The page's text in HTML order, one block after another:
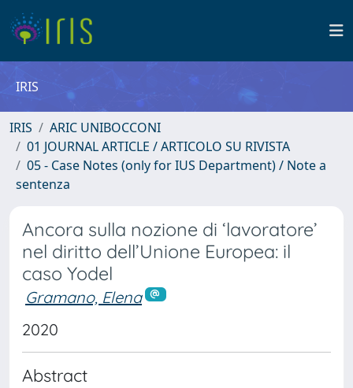
IRIS
IRIS
ARIC UNIBOCCONI
01 JOURNAL ARTICLE / ARTICOLO SU RIVISTA
05 - Case Notes (only for IUS Department) / Note a
sentenza
Ancora sulla nozione di ‘lavoratore’
nel diritto dell’Unione Europea: il
caso Yodel
Gramano, Elena
2020
Abstract